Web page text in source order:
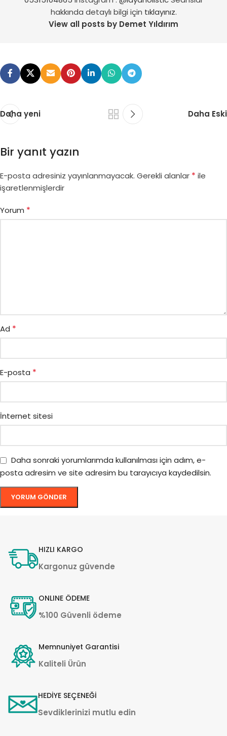
hakkında detaylı bilgi için tıklayınız.
View all posts by Demet Yıldırım
Daha yeni Daha Eski
Bir yanıt yazın
E-posta adresiniz yayınlanmayacak. Gerekli alanlar * ile
işaretlenmişlerdir
Yorum *
Ad *
E-posta *
İnternet sitesi
Daha sonraki yorumlarımda kullanılması için adım, e-
posta adresim ve site adresim bu tarayıcıya kaydedilsin.
HIZLI KARGO
Kargonuz güvende
ONLINE ÖDEME
%100 Güvenli ödeme
Memnuniyet Garantisi
Kaliteli Ürün
HEDİYE SEÇENEĞİ
Sevdiklerinizi mutlu edin